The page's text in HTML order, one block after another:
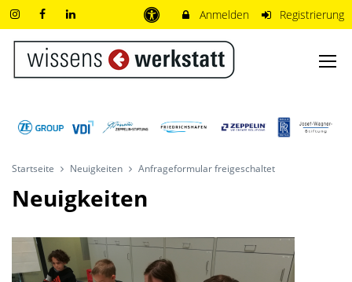
Anmelden Registrierung
Startseite Neuigkeiten Anfrageformular freigeschaltet
Neuigkeiten